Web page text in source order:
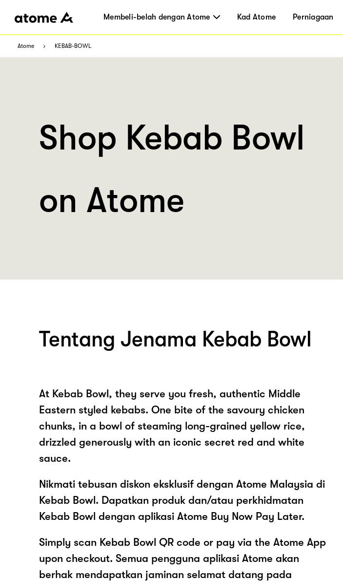
Membeli-belah dengan Atome Kad Atome Perniagaan
Atome KEBAB-BOWL
Shop Kebab Bowl
on Atome
Tentang Jenama Kebab Bowl
At Kebab Bowl, they serve you fresh, authentic Middle
Eastern styled kebabs. One bite of the savoury chicken
chunks, in a bowl of steaming long-grained yellow rice,
drizzled generously with an iconic secret red and white
sauce.
Nikmati tebusan diskon eksklusif dengan Atome Malaysia di
Kebab Bowl. Dapatkan produk dan/atau perkhidmatan
Kebab Bowl dengan aplikasi Atome Buy Now Pay Later.
Simply scan Kebab Bowl QR code or pay via the Atome App
upon checkout. Semua pengguna aplikasi Atome akan
berhak mendapatkan jaminan selamat datang pada